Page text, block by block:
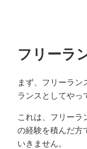
フリーラ
まず、フリーラン
ランスとしてやっ
これは、フリーラ
の経験を積んだ方
いきません。